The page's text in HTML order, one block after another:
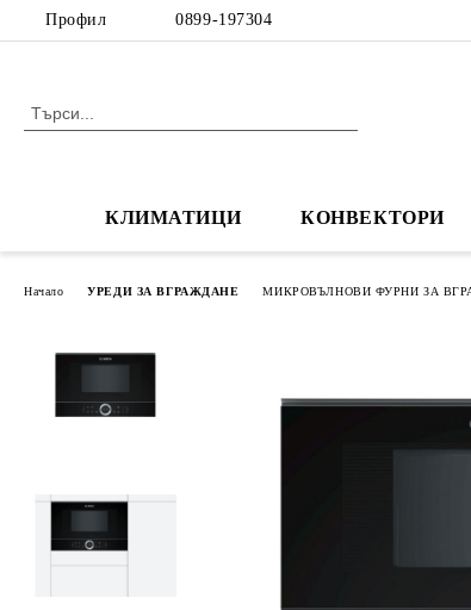
Профил 0899-197304
КЛИМАТИЦИ КОНВЕКТОРИ
Начало УРЕДИ ЗА ВГРАЖДАНЕ МИКРОВЪЛНОВИ ФУРНИ ЗА